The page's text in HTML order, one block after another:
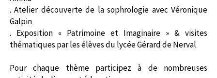
. Atelier découverte de la sophrologie avec Véronique
Galpin
. Exposition « Patrimoine et Imaginaire » & visites
thématiques par les élèves du lycée Gérard de Nerval
Pour chaque thème participez à de nombreuses